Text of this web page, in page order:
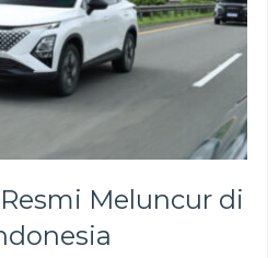
Meluncur di